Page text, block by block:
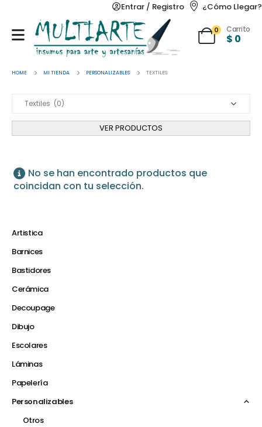
Entrar / Registro ¿Cómo Llegar?
0 Carrito
$ 0
HOME MI TIENDA PERSONALIZABLES TEXTILES
VER PRODUCTOS
No se han encontrado productos que
coincidan con tu selección.
Artistica
Barnices
Bastidores
Cerámica
Decoupage
Dibujo
Escolares
Láminas
Papelería
Personalizables
Otros